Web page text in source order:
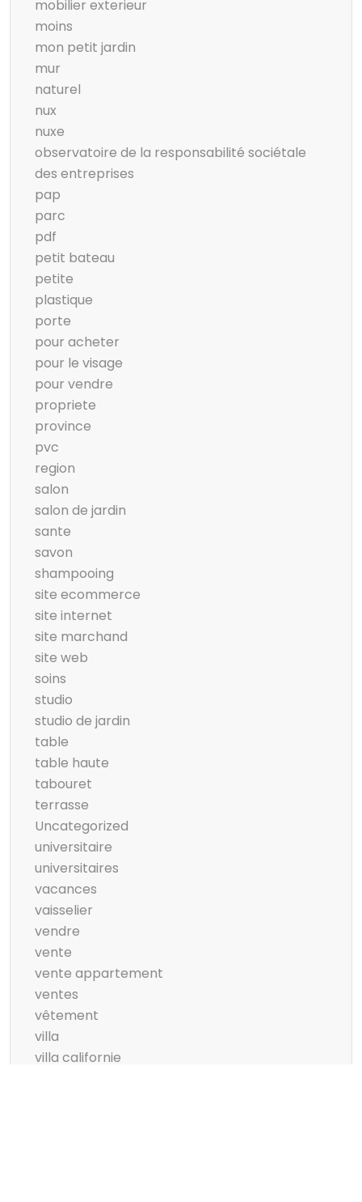
mobilier exterieur
moins
mon petit jardin
mur
naturel
nux
nuxe
observatoire de la responsabilité sociétale
des entreprises
pap
parc
pdf
petit bateau
petite
plastique
porte
pour acheter
pour le visage
pour vendre
propriete
province
pvc
region
salon
salon de jardin
sante
savon
shampooing
site ecommerce
site internet
site marchand
site web
soins
studio
studio de jardin
table
table haute
tabouret
terrasse
Uncategorized
universitaire
universitaires
vacances
vaisselier
vendre
vente
vente appartement
ventes
vêtement
villa
villa californie